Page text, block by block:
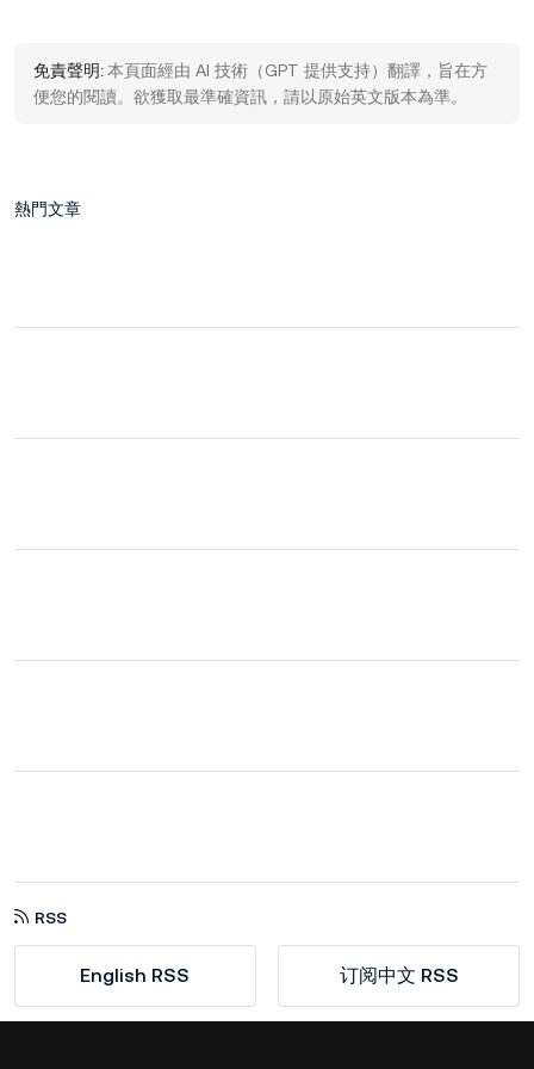
免責聲明:本頁面經由 AI 技術（GPT 提供支持）翻譯，旨在方
便您的閱讀。欲獲取最準確資訊，請以原始英文版本為準。
熱門文章
RSS
English RSS 订阅中文 RSS